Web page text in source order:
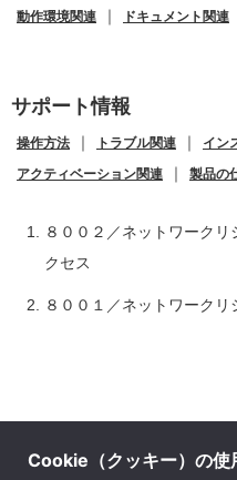
動作環境関連 ｜ ドキュメント関連
サポート情報
操作方法 ｜ トラブル関連 ｜ イン
アクティベーション関連 ｜ 製品の
８００２／ネットワーク
クセス
８００１／ネットワークリ
Cookie（クッキー）の使